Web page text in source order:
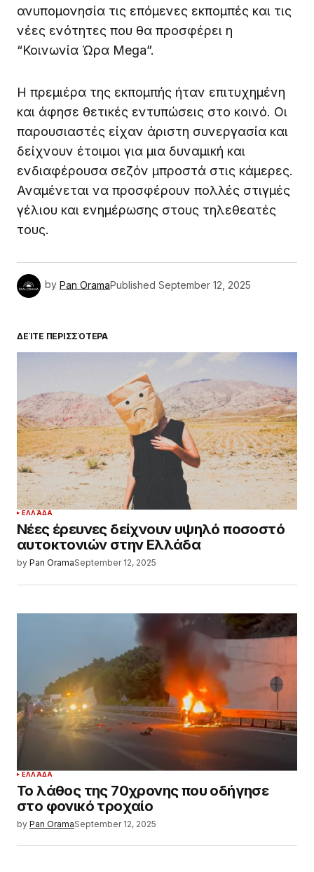
ανυπομονησία τις επόμενες εκπομπές και τις
νέες ενότητες που θα προσφέρει η
“Κοινωνία Ώρα Mega”.
Η πρεμιέρα της εκπομπής ήταν επιτυχημένη
και άφησε θετικές εντυπώσεις στο κοινό. Οι
παρουσιαστές είχαν άριστη συνεργασία και
δείχνουν έτοιμοι για μια δυναμική και
ενδιαφέρουσα σεζόν μπροστά στις κάμερες.
Αναμένεται να προσφέρουν πολλές στιγμές
γέλιου και ενημέρωσης στους τηλεθεατές
τους.
by Pan OramaPublished September 12, 2025
ΔΕΊΤΕ ΠΕΡΙΣΣΌΤΕΡΑ
ΕΛΛΆΔΑ
Νέες έρευνες δείχνουν υψηλό ποσοστό
αυτοκτονιών στην Ελλάδα
by Pan OramaSeptember 12, 2025
ΕΛΛΆΔΑ
Το λάθος της 70χρονης που οδήγησε
στο φονικό τροχαίο
by Pan OramaSeptember 12, 2025